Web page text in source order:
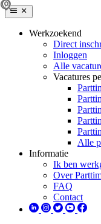
Werkzoekend
Direct
Inloggen
Alle
Vacatures
Alle
Informatie
Ik ben
Over
FAQ
Contact